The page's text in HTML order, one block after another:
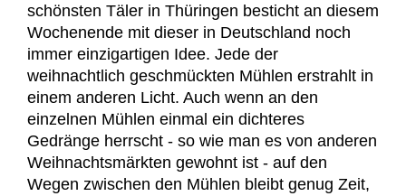
schönsten Täler in Thüringen besticht an diesem
Wochenende mit dieser in Deutschland noch
immer einzigartigen Idee. Jede der
weihnachtlich geschmückten Mühlen erstrahlt in
einem anderen Licht. Auch wenn an den
einzelnen Mühlen einmal ein dichteres
Gedränge herrscht - so wie man es von anderen
Weihnachtsmärkten gewohnt ist - auf den
Wegen zwischen den Mühlen bleibt genug Zeit,